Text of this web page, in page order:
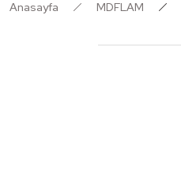
Anasayfa MDFLAM